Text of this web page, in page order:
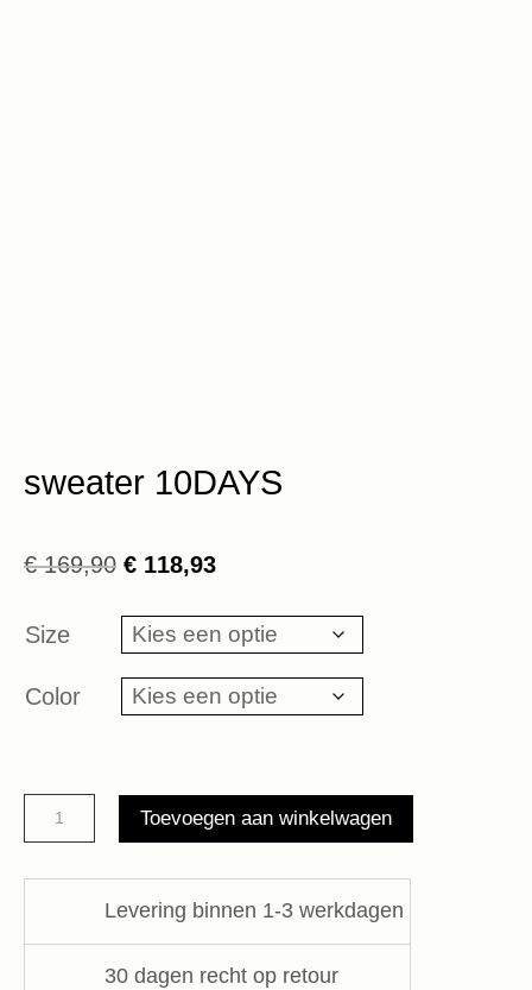
sweater 10DAYS
€169,90 Oorspronkelijke
was:
€ 169,90.
€ 118,93Huidige
is:
€ 118,93.
Size
Color
sweater
10DAYS
Toevoegen aan winkelwagen
Levering binnen 1-3 werkdagen
30 dagen recht op retour